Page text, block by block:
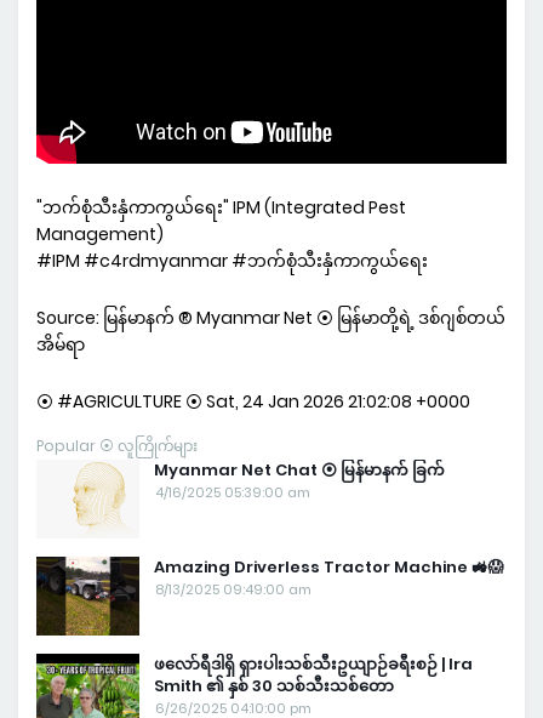
"ဘက်စုံသီးနှံကာကွယ်ရေး" IPM (Integrated Pest
Management)
#IPM #c4rdmyanmar #ဘက်စုံသီးနှံကာကွယ်ရေး
Source: မြန်မာနက် ® Myanmar Net ⦿ မြန်မာတို့ရဲ့ ဒစ်ဂျစ်တယ်
အိမ်ရာ
⦿ #AGRICULTURE ⦿ Sat, 24 Jan 2026 21:02:08 +0000
Popular ⦿ လူကြိုက်များ
Myanmar Net Chat ⦿ မြန်မာနက် ခြက်
4/16/2025 05:39:00 am
Amazing Driverless Tractor Machine 🚜😱
8/13/2025 09:49:00 am
ဖလော်ရီဒါရှိ ရှားပါးသစ်သီးဥယျာဉ်ခရီးစဉ် | Ira
Smith ၏ နှစ် 30 သစ်သီးသစ်တော
6/26/2025 04:10:00 pm